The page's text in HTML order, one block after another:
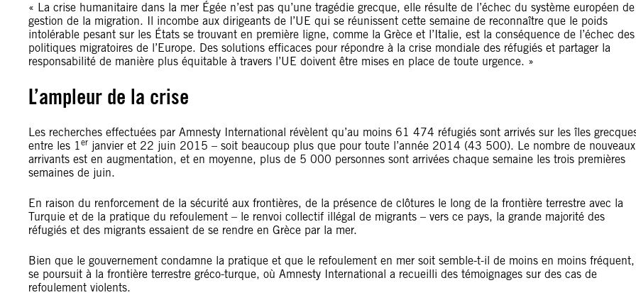
« La crise humanitaire dans la mer Égée n’est pas qu’une tragédie grecque, elle résulte de l’échec du système européen de
gestion de la migration. Il incombe aux dirigeants de l’UE qui se réunissent cette semaine de reconnaître que le poids
intolérable pesant sur les États se trouvant en première ligne, comme la Grèce et l’Italie, est la conséquence de l’échec des
politiques migratoires de l’Europe. Des solutions efficaces pour répondre à la crise mondiale des réfugiés et partager la
responsabilité de manière plus équitable à travers l’UE doivent être mises en place de toute urgence. »
L’ampleur de la crise
Les recherches effectuées par Amnesty International révèlent qu’au moins 61 474 réfugiés sont arrivés sur les îles
entre les 1er janvier et 22 juin 2015 – soit beaucoup plus que pour toute l’année 2014 (43 500). Le nombre de nouveaux
arrivants est en augmentation, et en moyenne, plus de 5 000 personnes sont arrivées chaque semaine les trois premières
semaines de juin.
En raison du renforcement de la sécurité aux frontières, de la présence de clôtures le long de la frontière terrestre avec la
Turquie et de la pratique du refoulement – le renvoi collectif illégal de migrants – vers ce pays, la grande majorité des
réfugiés et des migrants essaient de se rendre en Grèce par la mer.
Bien que le gouvernement condamne la pratique et que le refoulement en mer soit semble-t-il de moins en moins
se poursuit à la frontière terrestre gréco-turque, où Amnesty International a recueilli des témoignages sur des cas de
refoulement violents.